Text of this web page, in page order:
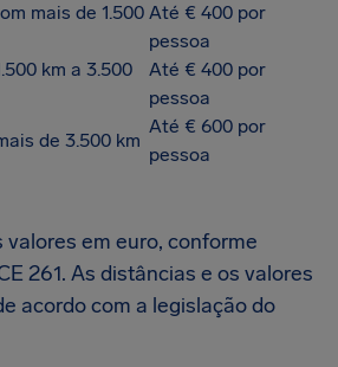
mais de 1.500 Até € 400 por
pessoa
km a 3.500
Até € 400 por
pessoa
de 3.500 km
Até € 600 por
pessoa
em euro, conforme
261. As distâncias e os valores
acordo com a legislação do